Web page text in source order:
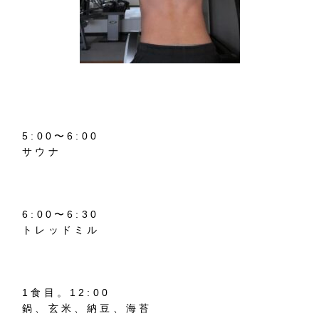
5:00 〜6:00
サウナ
6:00 〜6:30
トレッドミル
1食目。 12:00
鍋、玄米、納豆、海苔